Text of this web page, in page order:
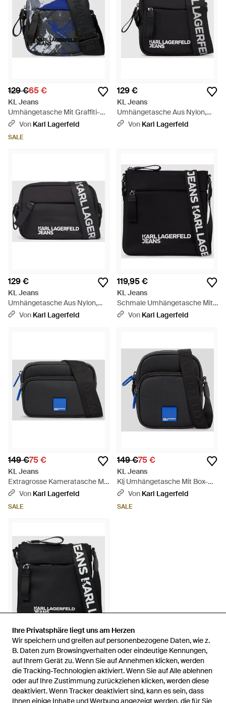
Ihre Privatsphäre liegt uns am Herzen
Wir speichern und greifen auf personenbezogene Daten, wie z.
B. Daten zum Browsingverhalten oder eindeutige Kennungen,
auf Ihrem Gerät zu. Wenn Sie auf Annehmen klicken, werden
die Tracking-Technologien aktiviert. Wenn Sie auf Alle ablehnen
oder auf Ihre Zustimmung zurückziehen klicken, werden diese
deaktiviert. Wenn Tracker deaktiviert sind, kann es sein, dass
Ihnen einige Inhalte und Werbung angezeigt werden, die für Sie
Ihre Privatsphäre liegt uns am Herzen
Wir speichern und greifen auf personenbezogene Daten, wie z.
B. Daten zum Browsingverhalten oder eindeutige Kennungen,
auf Ihrem Gerät zu. Wenn Sie auf Annehmen klicken, werden
die Tracking-Technologien aktiviert. Wenn Sie auf Alle ablehnen
oder auf Ihre Zustimmung zurückziehen klicken, werden diese
deaktiviert. Wenn Tracker deaktiviert sind, kann es sein, dass
Ihnen einige Inhalte und Werbung angezeigt werden, die für Sie
129 €65 €
KL Jeans
Umhängetasche Mit Graffiti-
Print, Herren, Größe - Schwarz
Von Karl Lagerfeld
SALE
129 €
KL Jeans
Umhängetasche Aus Nylon,
Herren, Größe - Schwarz
Von Karl Lagerfeld
129 €
KL Jeans
Umhängetasche Aus Nylon,
Herren, Größe - Schwarz
Von Karl Lagerfeld
119,95 €
KL Jeans
Schmale Umhängetasche Mit
Logo, Herren, Größe - Schwarz
Von Karl Lagerfeld
149 €75 €
KL Jeans
Extragrosse Kameratasche Mit
Box-Logo, Herren, Größe -
Von Karl Lagerfeld
SALE
149 €75 €
KL Jeans
Klj Umhängetasche Mit Box-
Logo, Herren, Größe - Schwarz
Von Karl Lagerfeld
SALE
50 €
KL Jeans
Kleine Umhängetasche Aus
Nylon, Herren, Größe -
Schwarz
VonKarl Lagerfeld
AUSVERKAUFT